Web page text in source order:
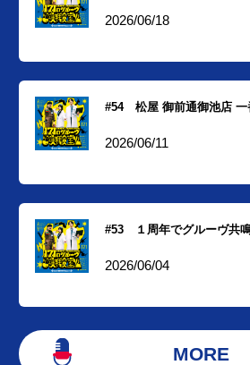
2026/06/18
#54 松屋 御前通御池店 一
2026/06/11
#53 １周年でグルーヴ共鳴
2026/06/04
MORE